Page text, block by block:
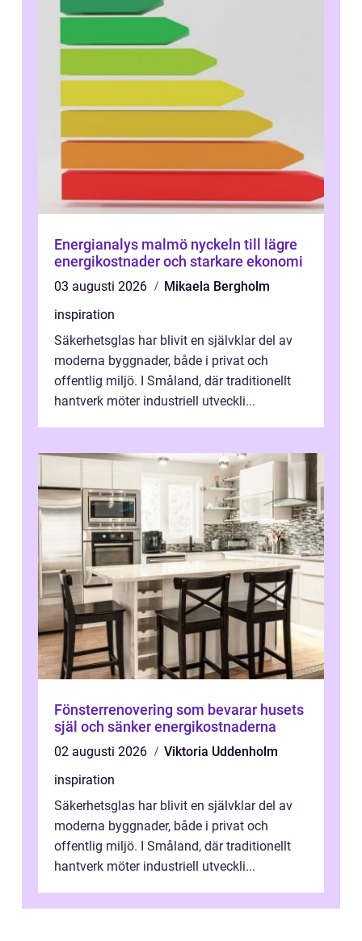
Energianalys malmö nyckeln till lägre
energikostnader och starkare ekonomi
03 augusti 2026
Mikaela Bergholm
inspiration
Säkerhetsglas har blivit en självklar del av
moderna byggnader, både i privat och
offentlig miljö. I Småland, där traditionellt
hantverk möter industriell utveckli...
Fönsterrenovering som bevarar husets
själ och sänker energikostnaderna
02 augusti 2026
Viktoria Uddenholm
inspiration
Säkerhetsglas har blivit en självklar del av
moderna byggnader, både i privat och
offentlig miljö. I Småland, där traditionellt
hantverk möter industriell utveckli...